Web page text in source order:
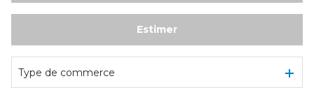
De l'immo pro
De l'immo pro
Estimer
Type de commerce